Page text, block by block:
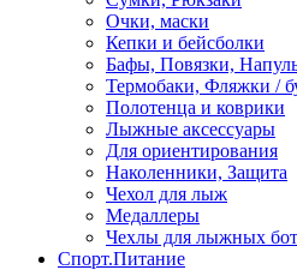
Очки, маски
Кепки и бейсболки
Бафы, Повязки,
Термобаки, Фляжки /
Полотенца и коврики
Лыжные аксессуары
Для ориентирования
Наколенники, Защита
Чехол для лыж
Медаллеры
Чехлы для лыжных
Спорт.Питание